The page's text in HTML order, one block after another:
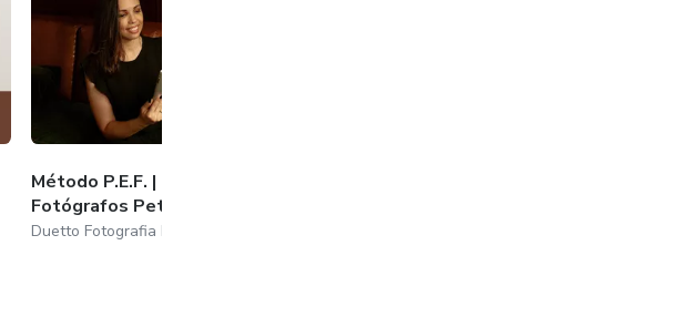
Método P.E.F. | Para
Fotógrafos Pet
Duetto Fotografia Pet